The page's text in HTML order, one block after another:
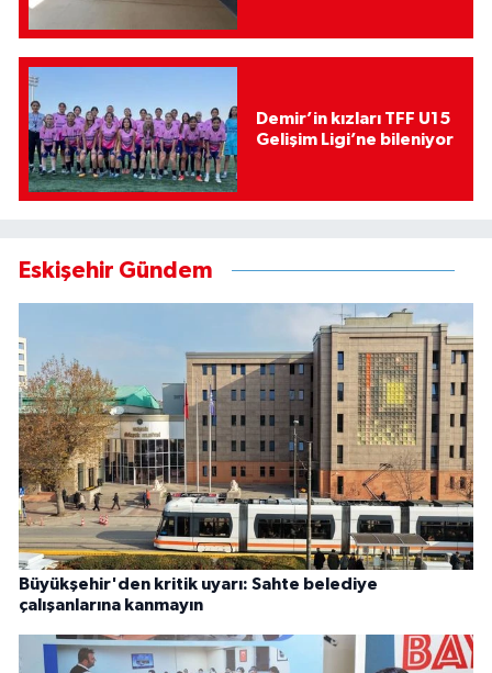
Demir’in kızları TFF U15
Gelişim Ligi’ne bileniyor
Eskişehir Gündem
Büyükşehir'den kritik uyarı: Sahte belediye
çalışanlarına kanmayın